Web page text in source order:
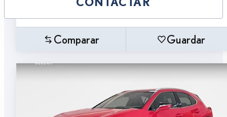
Comparar Guardar